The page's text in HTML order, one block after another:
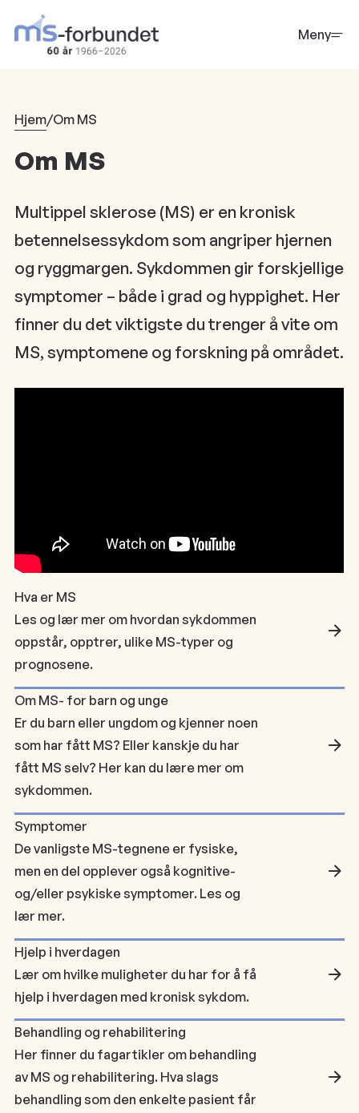
hovedinnhold
Meny
Hjem/Om MS
Om MS
Multippel sklerose (MS) er en kronisk
betennelsessykdom som angriper hjernen
og ryggmargen. Sykdommen gir forskjellige
symptomer – både i grad og hyppighet. Her
finner du det viktigste du trenger å vite om
MS, symptomene og forskning på området.
Hva er MS
Les og lær mer om hvordan sykdommen
oppstår, opptrer, ulike MS-typer og
prognosene.
Om MS- for barn og unge
Er du barn eller ungdom og kjenner noen
som har fått MS? Eller kanskje du har
fått MS selv? Her kan du lære mer om
sykdommen.
Symptomer
De vanligste MS-tegnene er fysiske,
men en del opplever også kognitive-
og/eller psykiske symptomer. Les og
lær mer.
Hjelp i hverdagen
Lær om hvilke muligheter du har for å få
hjelp i hverdagen med kronisk sykdom.
Behandling og rehabilitering
Her finner du fagartikler om behandling
av MS og rehabilitering. Hva slags
behandling som den enkelte pasient får